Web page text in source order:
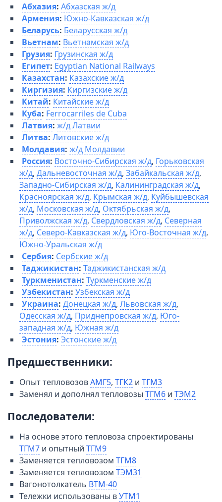
Абхазия: Абхазская ж/д
Армения: Южно-Кавказская ж/д
Беларусь: Беларусская ж/д
Вьетнам: Вьетнамская ж/д
Грузия: Грузинская ж/д
Египет: Egyptian National Railways
Казахстан: Казахские ж/д
Киргизия: Киргизские ж/д
Китай: Китайские ж/д
Куба: Ferrocarriles de Cuba
Латвия: ж/д Латвии
Литва: Литовские ж/д
Молдавия: ж/д Молдавии
Россия: Восточно-Сибирская ж/д, Горьковская
ж/д, Дальневосточная ж/д, Забайкальская ж/д,
Западно-Cибирская ж/д, Калининградская ж/д,
Красноярская ж/д, Крымская ж/д, Куйбышевская
ж/д, Московская ж/д, Октябрьская ж/д,
Приволжская ж/д, Свердловская ж/д, Северная
ж/д, Северо-Кавказская ж/д, Юго-Восточная ж/д,
Южно-Уральская ж/д
Сербия: Сербские ж/д
Таджикистан: Таджикистанская ж/д
Туркменистан: Туркменские ж/д
Узбекистан: Узбекская ж/д
Украина: Донецкая ж/д, Львовская ж/д,
Одесская ж/д, Приднепровская ж/д, Юго-
западная ж/д, Южная ж/д
Эстония: Эстонские ж/д
Предшественники:
Опыт тепловозовАМГ5, ТГК2 и ТГМ3
Заменял и дополнял тепловозы ТГМ6 и ТЭМ2
Последователи:
На основе этого тепловоза спроектированы
ТГМ7 и опытный ТГМ9
Заменяется тепловозом ТГМ8
Заменяется тепловозом ТЭМ31
Вагонотолкатель ВТМ-40
Тележки использованы вУТМ1